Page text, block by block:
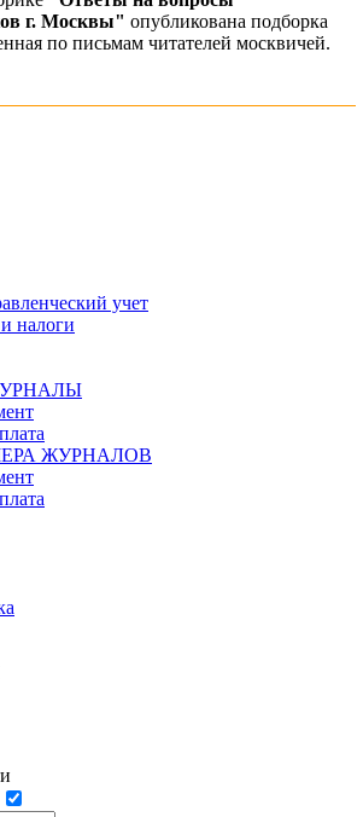
г. Москвы" опубликована подборка
по письмам читателей москвичей.
учет
налоги
ЖУРНАЛОВ